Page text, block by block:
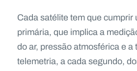
Cada satélite tem que cumprir
primária, que implica a
do ar, pressão atmosférica e
telemetria, a cada segundo,